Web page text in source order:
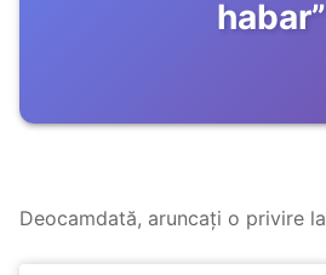
habar”
Deocamdată, aruncați o privire la